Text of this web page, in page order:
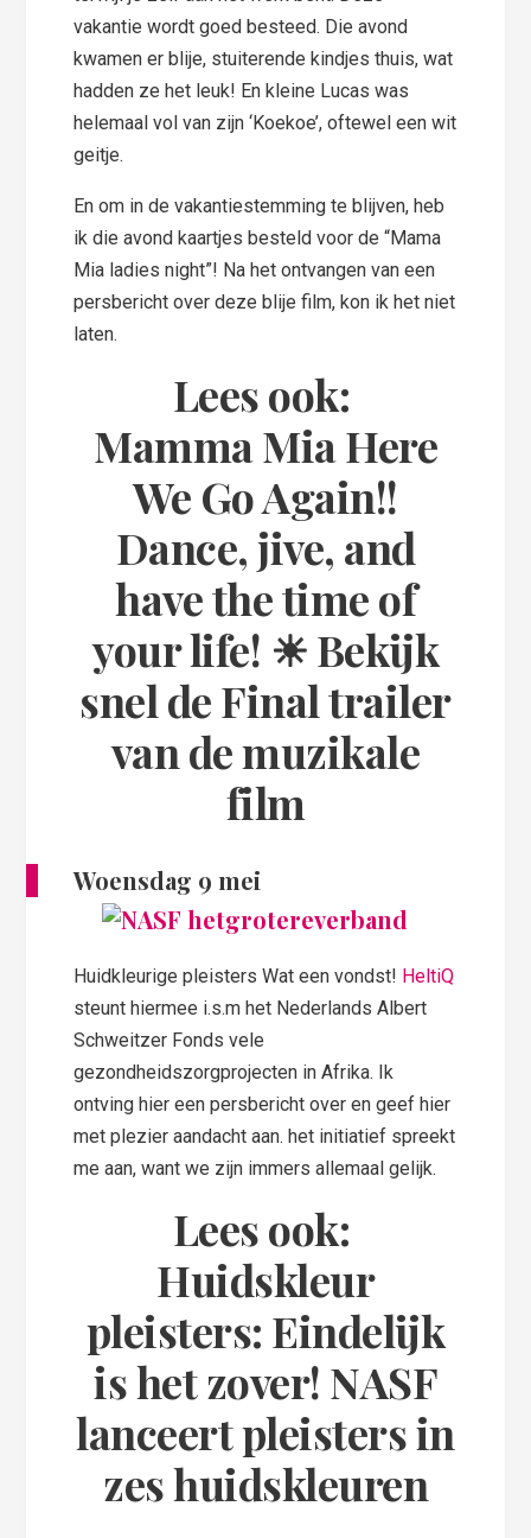
vakantie wordt goed besteed. Die avond
kwamen er blije, stuiterende kindjes thuis, wat
hadden ze het leuk! En kleine Lucas was
helemaal vol van zijn ‘Koekoe’, oftewel een wit
geitje.
En om in de vakantiestemming te blijven, heb
ik die avond kaartjes besteld voor de “Mama
Mia ladies night”! Na het ontvangen van een
persbericht over deze blije film, kon ik het niet
laten.
Lees ook:
Mamma Mia Here
We Go Again!!
Dance, jive, and
have the time of
your life! ☀ Bekijk
snel de Final trailer
van de muzikale
film
Woensdag 9 mei
Huidkleurige pleisters Wat een vondst! HeltiQ
steunt hiermee i.s.m het Nederlands Albert
Schweitzer Fonds vele
gezondheidszorgprojecten in Afrika. Ik
ontving hier een persbericht over en geef hier
met plezier aandacht aan. het initiatief spreekt
me aan, want we zijn immers allemaal gelijk.
Lees ook:
Huidskleur
pleisters: Eindelijk
is het zover! NASF
lanceert pleisters in
zes huidskleuren